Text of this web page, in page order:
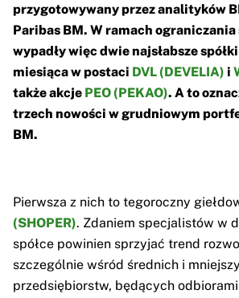
przygotowywany przez analityków
Paribas BM. W ramach
wypadły więc dwie najsłabsze
miesiąca w postaci DVL (DEVELIA) i
także akcje PEO (PEKAO). A to
trzech nowości w grudniowym
BM.
Pierwsza z nich to tegoroczny
(SHOPER). Zdaniem specjalistów w
spółce powinien sprzyjać trend
szczególnie wśród średnich i
przedsiębiorstw, będących